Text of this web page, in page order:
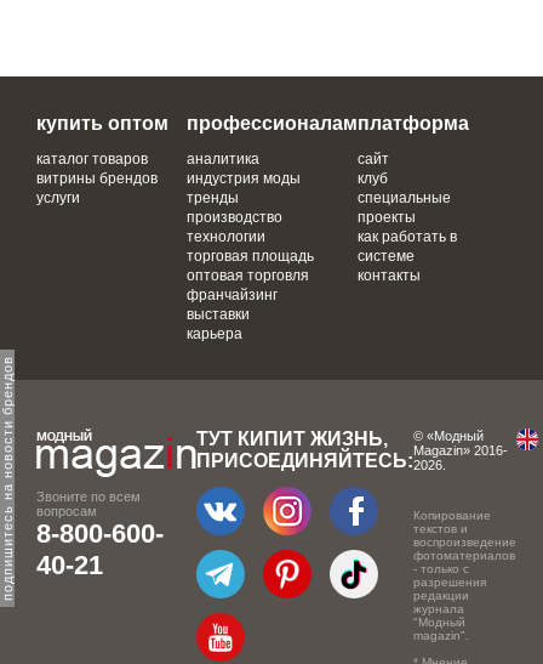
подпишитесь на новости брендов
купить оптом
каталог товаров
витрины брендов
услуги
профессионалам
аналитика
индустрия моды
тренды
производство
технологии
торговая площадь
оптовая торговля
франчайзинг
выставки
карьера
платформа
сайт
клуб
специальные
проекты
как работать в
системе
контакты
Звоните по всем
вопросам
8-800-600-
40-21
ТУТ КИПИТ ЖИЗНЬ,
ПРИСОЕДИНЯЙТЕСЬ:
© «Модный
Magazin» 2016-
2026.
Копирование
текстов и
воспроизведение
фотоматериалов
- только с
разрешения
редакции
журнала
"Модный
magazin".